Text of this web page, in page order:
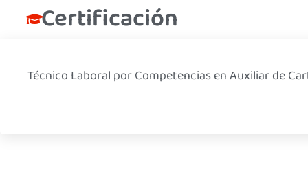
Certificación
Técnico Laboral por Competencias en Auxiliar de